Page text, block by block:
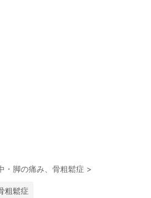
・脚の痛み、骨粗鬆症 >
粗鬆症